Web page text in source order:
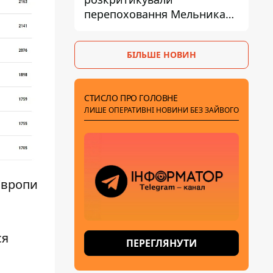
перепоховання Мельника
ізоляції
БІЛЬШЕ НОВИН
СТИСЛО ПРО ГОЛОВНЕ
ЛИШЕ ОПЕРАТИВНІ НОВИНИ БЕЗ ЗАЙВОГО
ПЕРЕГЛЯНУТИ